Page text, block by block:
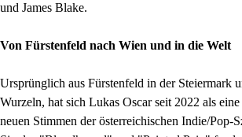
und James Blake.
Von Fürstenfeld nach Wien und in die Welt
Ursprünglich aus Fürstenfeld in der Steiermark
Wurzeln, hat sich Lukas Oscar seit 2022 als eine
neuen Stimmen der österreichischen Indie/Pop-